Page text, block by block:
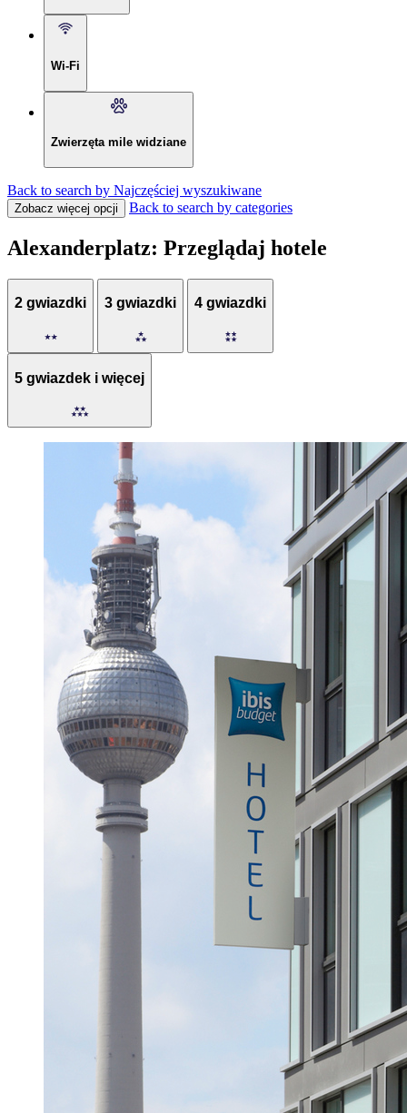
Wi-Fi
Zwierzęta mile widziane
Back to search by Najczęściej wyszukiwane
Zobacz więcej opcji Back to search by categories
Alexanderplatz: Przeglądaj hotele
2 gwiazdki 3 gwiazdki 4 gwiazdki
5 gwiazdek i więcej